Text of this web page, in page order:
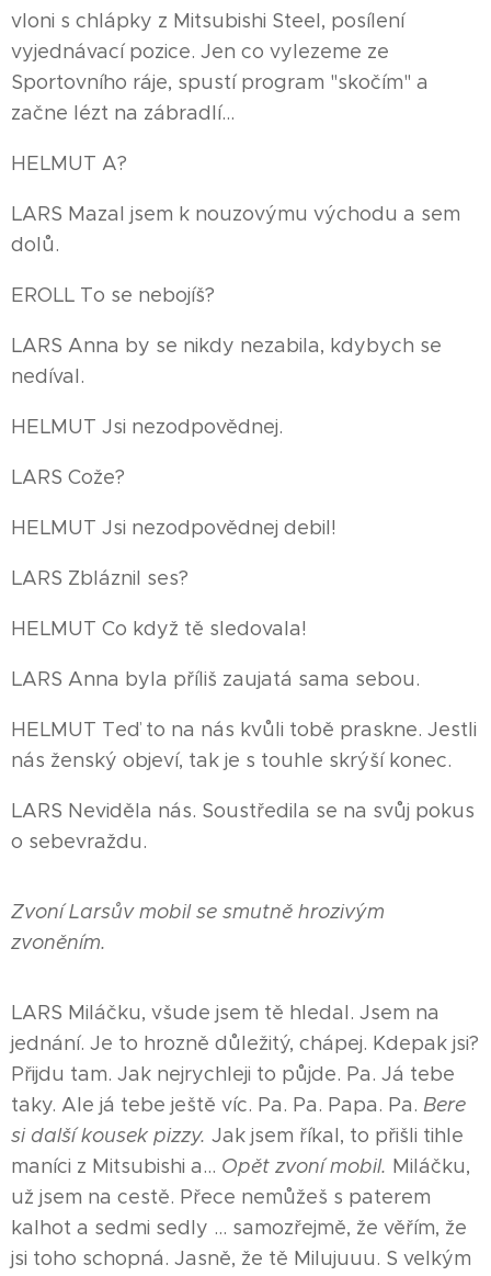
vloni s chlápky z Mitsubishi Steel, posílení
vyjednávací pozice. Jen co vylezeme ze
Sportovního ráje, spustí program "skočím" a
začne lézt na zábradlí...
HELMUT A?
LARS Mazal jsem k nouzovýmu východu a sem
dolů.
EROLL To se nebojíš?
LARS Anna by se nikdy nezabila, kdybych se
nedíval.
HELMUT Jsi nezodpovědnej.
LARS Cože?
HELMUT Jsi nezodpovědnej debil!
LARS Zbláznil ses?
HELMUT Co když tě sledovala!
LARS Anna byla příliš zaujatá sama sebou.
HELMUT Teď to na nás kvůli tobě praskne. Jestli
nás ženský objeví, tak je s touhle skrýší konec.
LARS Neviděla nás. Soustředila se na svůj pokus
o sebevraždu.
Zvoní Larsův mobil se smutně hrozivým
zvoněním.
LARS Miláčku, všude jsem tě hledal. Jsem na
jednání. Je to hrozně důležitý, chápej. Kdepak jsi?
Přijdu tam. Jak nejrychleji to půjde. Pa. Já tebe
taky. Ale já tebe ještě víc. Pa. Pa. Papa. Pa. Bere
si další kousek pizzy. Jak jsem říkal, to přišli tihle
maníci z Mitsubishi a… Opět zvoní mobil. Miláčku,
už jsem na cestě. Přece nemůžeš s paterem
kalhot a sedmi sedly … samozřejmě, že věřím, že
jsi toho schopná. Jasně, že tě Milujuuu. S velkým